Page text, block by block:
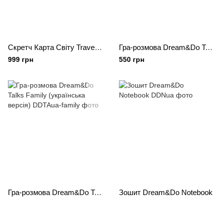
Скретч Карта Світу Travel Map® Black
999 грн
Гра-розмова Dream&Do Talks Friends (українська версія)
550 грн
Гра-розмова Dream&Do Talks Family (українська версія) Зошит Dream&Do Notebook